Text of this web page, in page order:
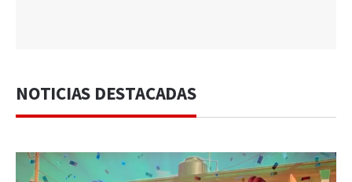
NOTICIAS DESTACADAS